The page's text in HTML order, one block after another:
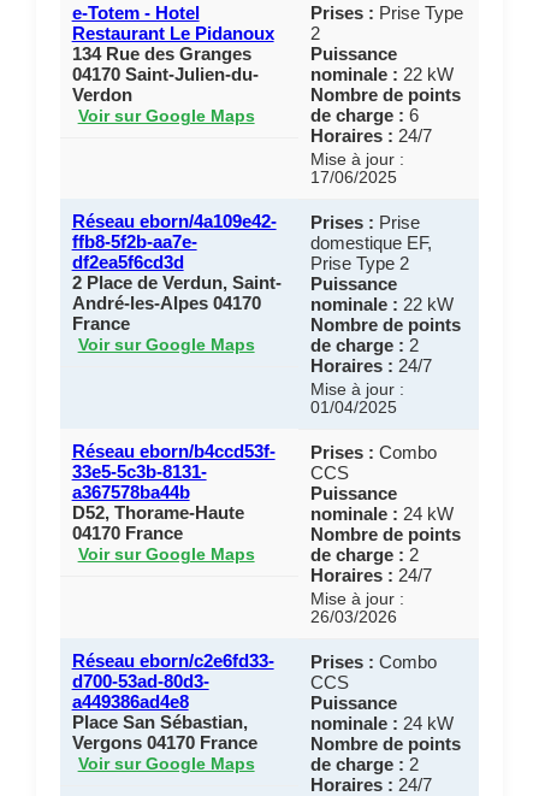
e-Totem - Hotel
Restaurant Le Pidanoux
134 Rue des Granges
04170 Saint-Julien-du-
Verdon
Voir sur Google Maps
Prises : Prise Type
2
Puissance
nominale : 22 kW
Nombre de points
de charge : 6
Horaires : 24/7
Mise à jour :
17/06/2025
Réseau eborn/4a109e42-
ffb8-5f2b-aa7e-
df2ea5f6cd3d
2 Place de Verdun, Saint-
André-les-Alpes 04170
France
Voir sur Google Maps
Prises : Prise
domestique EF,
Prise Type 2
Puissance
nominale : 22 kW
Nombre de points
de charge : 2
Horaires : 24/7
Mise à jour :
01/04/2025
Réseau eborn/b4ccd53f-
33e5-5c3b-8131-
a367578ba44b
D52, Thorame-Haute
04170 France
Voir sur Google Maps
Prises : Combo
CCS
Puissance
nominale : 24 kW
Nombre de points
de charge : 2
Horaires : 24/7
Mise à jour :
26/03/2026
Réseau eborn/c2e6fd33-
d700-53ad-80d3-
a449386ad4e8
Place San Sébastian,
Vergons 04170 France
Voir sur Google Maps
Prises : Combo
CCS
Puissance
nominale : 24 kW
Nombre de points
de charge : 2
Horaires : 24/7